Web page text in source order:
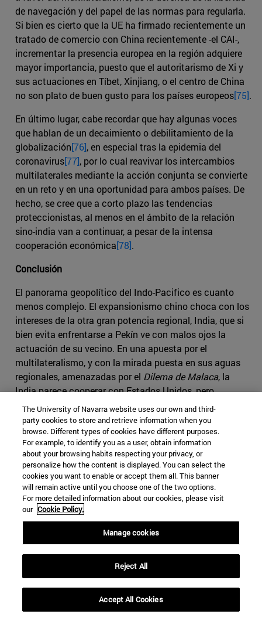
de navegación y del papel de las normas para regularla.
Si bien es cierto que la UE ha firmado recientemente un
tratado de comercio con China recientemente -el CAI-,
incrementar la presencia europea en la región adquiere
mayor importancia, puesto que el autoritarismo de Xi y
sus actuaciones en Tíbet, Xinjiang, o el centro de China
no son plato de buen gusto para los países europeos[75].
En último lugar, cabe recordar que hay algunas voces
que hablan de un decaimiento o debilitamiento de la
globalización[76], en especial tras la epidemia del
coronavirus[77], por lo cual reavivar los intercambios
multilaterales mediante la acción conjunta se convierte
en un reto y en una oportunidad para ambos países. De
hecho, se cree que a corto plazo las tendencias
proteccionistas, al menos en el ámbito de la relación
sino-india van a continuar, a pesar de la intensa
cooperación económica[78].
Conclusión
El panorama geopolítico del Indo-Pacifico es cuanto
menos complejo. El expansionismo chino choca con los
intereses de la otra gran potencia regional, India, que si
bien evita enfrentarse a Pekín ve con malos ojos la
actuación de su vecino. En una apuesta por el
multilateralismo, y con la mirada puesta en sus aguas
regionales, amenazadas por el Dilema de Malaca, la
India parece cooperar con Estados Unidos, pero
aferrándose a los foros y grupos regionales para dejar
clara su postura, mientras parece abrir la puerta a los
países europeos, cuyo interés en la región va en
aumento, a pesar del reciente tratado comercial firmado
con China.
Por otro lado, también Estados Unidos se ve amenazado
por el expansionismo chino y ve acercarse el momento
delsorpassoeconómico de su rival, que la crisis del
coronavirus pude haber adelantado incluso a 2028. En
aras de evitar tal situación, la Administración Biden
apuesta por el multilateralismo a nivel regional y ahonda
en su relación con India, más allá de lo militar. Desde
estadounidense en el Indo-Pacífico dista de ser real, al
menos a medio plazo, por lo que solo cabe una actitud
The University of Navarra website uses our own and third-
party cookies to store and retrieve information when you
browse. Different types of cookies have different purposes.
For example, to identify you as a user, obtain information
about your browsing habits respecting your privacy, or
personalize how the content is displayed. You can select the
cookies you want to enable or accept them all. This banner
will remain active until you choose one of the two options.
For more detailed information about our cookies, please visit
our Cookie Policy.
Manage cookies
Reject All
Accept All Cookies